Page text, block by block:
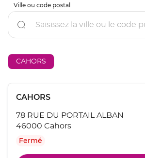
Ville ou code postal
Rechercher
un
de
vente
AÉSIO
CAHORS
sur
touche
ENTRÉE
obtenir
Point
vente
:
CAHORS
78 RUE DU PORTAIL ALBAN
46000 Cahors
Fermé